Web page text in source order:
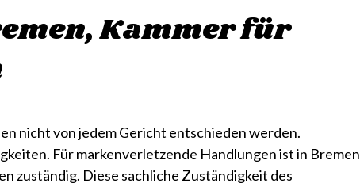
R
K
Kammer für
nicht von jedem Gericht entschieden werden.
Für markenverletzende Handlungen ist in Bremen
zuständig. Diese sachliche Zuständigkeit des